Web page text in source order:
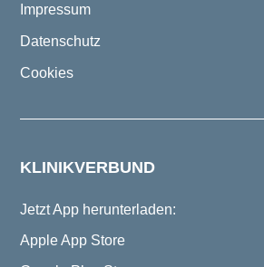
Impressum
Datenschutz
Cookies
KLINIKVERBUND
Jetzt App herunterladen:
Apple App Store